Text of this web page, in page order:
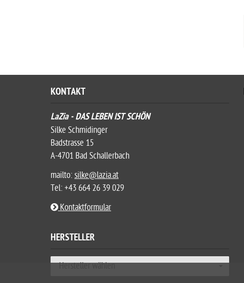
KONTAKT
LaZia - DAS LEBEN IST SCHÖN
Silke Schmidinger
Badstrasse 15
A-4701 Bad Schallerbach
mailto:silke@lazia.at
Tel: +43 664 26 39 029
Kontaktformular
HERSTELLER
Hersteller wählen